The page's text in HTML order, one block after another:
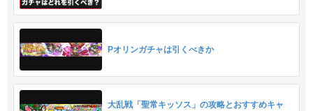
Pオリンガチャは引くべきか
大乱戦「聖常キッソス」の攻略とおすすめキャ